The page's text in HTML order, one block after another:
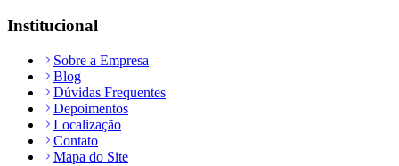
Institucional
Sobre a Empresa
Blog
Dúvidas Frequentes
Depoimentos
Localização
Contato
Mapa do Site